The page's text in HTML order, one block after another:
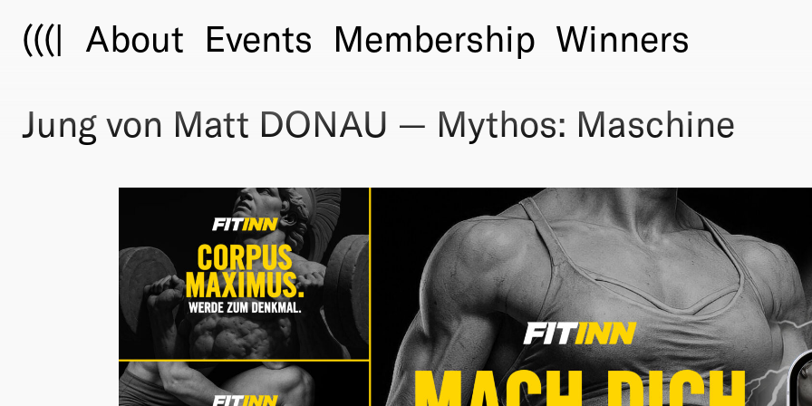
(((| About Events Membership Winners
Jung von Matt DONAU — Mythos: Maschine